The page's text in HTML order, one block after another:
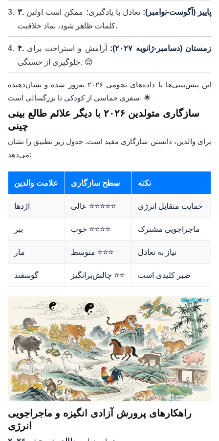
۳. پاییز (آگوست-نوامبر): تعادل با یادگیری؛ ممکن است اولین
کلمات ظاهر شود، نماد خلاقیت.
۴. زمستان (دسامبر-ژانویه ۲۰۲۷):
آرامش و استراحت برای
جلوگیری از خستگی. 😌
این پیش‌بینی‌ها با داده‌های نجومی ۲۰۲۶ به‌روز شده و نشان‌دهنده
سفری حماسی از کودکی تا بزرگسالی است. 🌟
سازگاری متولدین ۲۰۲۶ با دیگر علائم طالع بینی
چینی
برای والدین، دانستن سازگاری مفید است. جدول زیر تطبیق را نشان
می‌دهد:
علامت والدین سطح سازگاری نکته
اژدها عالی ⭐⭐⭐⭐⭐ حمایت متقابل انرژی
ببر خوب ⭐⭐⭐⭐ ماجراجویی مشترک
مار متوسط ⭐⭐⭐ نیاز به تعادل
گوسفند چالش‌برانگیز ⭐⭐ صبر کلیدی است
راهکارهای پرورش آزادی انگیزه و ماجراجویی
انرژی